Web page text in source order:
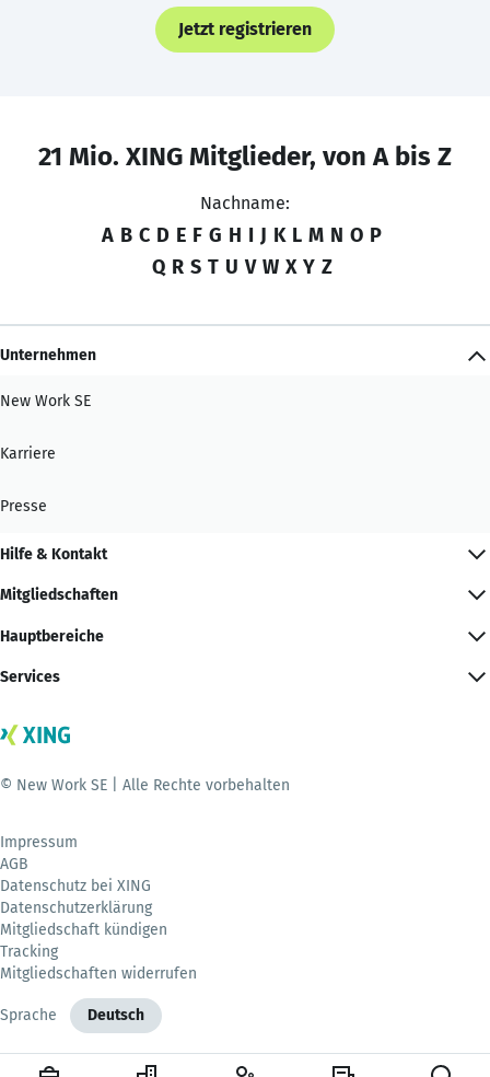
Jetzt registrieren
21 Mio. XING Mitglieder, von A bis Z
Nachname:
A B C D E F G H I J K L M N O P
Q R S T U V W X Y Z
Unternehmen
New Work SE
Karriere
Presse
Hilfe & Kontakt
Mitgliedschaften
Hauptbereiche
Services
© New Work SE | Alle Rechte vorbehalten
Impressum
AGB
Datenschutz bei XING
Datenschutzerklärung
Mitgliedschaft kündigen
Tracking
Mitgliedschaften widerrufen
Sprache Deutsch